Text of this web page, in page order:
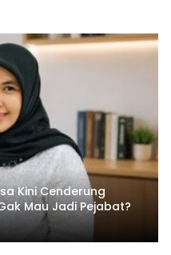
Kini Cenderung
Mau Jadi Pejabat?